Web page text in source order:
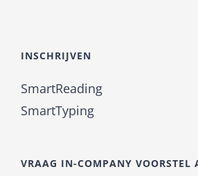
INSCHRIJVEN
SmartReading
SmartTyping
VRAAG IN-COMPANY VOORSTEL